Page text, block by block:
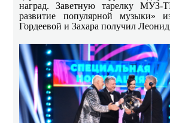
наград. Заветную тарелку МУЗ-
развитие популярной музыки»
Гордеевой и Захара получил